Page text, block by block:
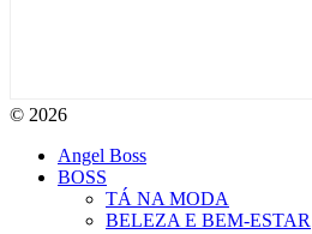
© 2026
Angel Boss
BOSS
TÁ NA MODA
BELEZA E BEM-ESTAR